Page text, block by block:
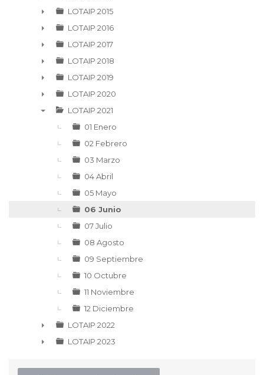
►
►
LOTAIP 2015
►
LOTAIP 2016
►
LOTAIP 2017
►
LOTAIP 2018
►
LOTAIP 2019
►
LOTAIP 2020
LOTAIP 2021
01 Enero
02 Febrero
03 Marzo
04 Abril
05 Mayo
06 Junio
07 Julio
08 Agosto
09 Septiembre
10 Octubre
11 Noviembre
12 Diciembre
►
LOTAIP 2022
LOTAIP 2023